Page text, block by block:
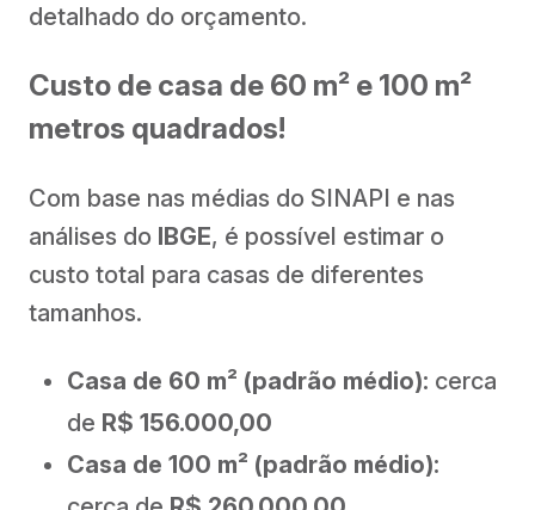
detalhado do orçamento.
Custo de casa de 60 m² e 100 m²
metros quadrados!
Com base nas médias do SINAPI e nas
análises do IBGE, é possível estimar o
custo total para casas de diferentes
tamanhos.
Casa de 60 m² (padrão médio): cerca
de R$ 156.000,00
Casa de 100 m² (padrão médio):